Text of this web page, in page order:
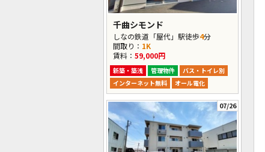
千曲シモンド
しなの鉄道「屋代」駅徒歩4分
間取り： 1K
賃料： 59,000円
新築・築浅 管理物件
バス・トイレ別
インターネット無料
オール電化
07/26